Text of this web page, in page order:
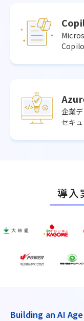
企業
セキ
導入
Building an AI